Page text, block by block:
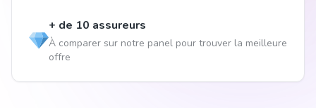
+ de 10 assureurs
À comparer sur notre panel pour trouver la meilleure
offre